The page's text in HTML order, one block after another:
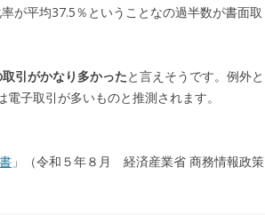
が平均37.5％ということなの過半数が書面取
引がかなり多かったと言えそうです。例外と
子取引が多いものと推測されます。
」（令和５年８月 経済産業省 商務情報政策